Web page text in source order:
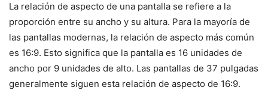
La relación de aspecto de una pantalla se refiere a la
proporción entre su ancho y su altura. Para la mayoría de
las pantallas modernas, la relación de aspecto más común
es 16:9. Esto significa que la pantalla es 16 unidades de
ancho por 9 unidades de alto. Las pantallas de 37 pulgadas
generalmente siguen esta relación de aspecto de 16:9.